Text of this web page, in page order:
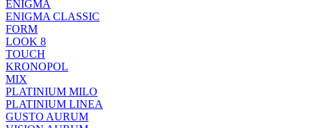
ENIGMA
ENIGMA CLASSIC
FORM
LOOK 8
TOUCH
KRONOPOL
MIX
PLATINIUM MILO
PLATINIUM LINEA
GUSTO AURUM